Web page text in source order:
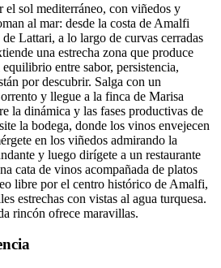
el sol mediterráneo, con viñedos y
al mar: desde la costa de Amalfi
de Lattari, a lo largo de curvas cerradas
una estrecha zona que produce
entre sabor, persistencia,
por descubrir. Salga con un
y llegue a la finca de Marisa
la dinámica y las fases productivas de
la bodega, donde los vinos envejecen
en los viñedos admirando la
y luego dirígete a un restaurante
cata de vinos acompañada de platos
libre por el centro histórico de Amalfi,
estrechas con vistas al agua turquesa.
rincón ofrece maravillas.